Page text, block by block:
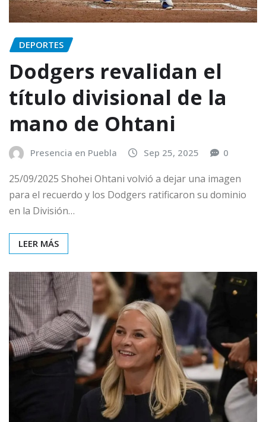
DEPORTES
Dodgers revalidan el
título divisional de la
mano de Ohtani
Presencia en Puebla Sep 25, 2025 0
25/09/2025 Shohei Ohtani volvió a dejar una imagen
para el recuerdo y los Dodgers ratificaron su dominio
en la División…
LEER MÁS